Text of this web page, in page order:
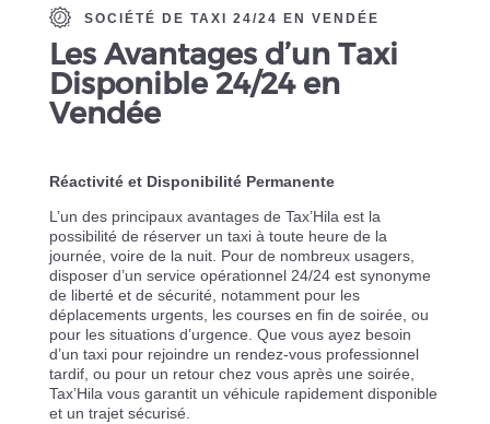
SOCIÉTÉ DE TAXI 24/24 EN VENDÉE
Les Avantages d’un Taxi
Disponible 24/24 en
Vendée
Réactivité et Disponibilité Permanente
L’un des principaux avantages de Tax’Hila est la
possibilité de réserver un taxi à toute heure de la
journée, voire de la nuit. Pour de nombreux usagers,
disposer d’un service opérationnel 24/24 est synonyme
de liberté et de sécurité, notamment pour les
déplacements urgents, les courses en fin de soirée, ou
pour les situations d’urgence. Que vous ayez besoin
d’un taxi pour rejoindre un rendez-vous professionnel
tardif, ou pour un retour chez vous après une soirée,
Tax’Hila vous garantit un véhicule rapidement disponible
et un trajet sécurisé.